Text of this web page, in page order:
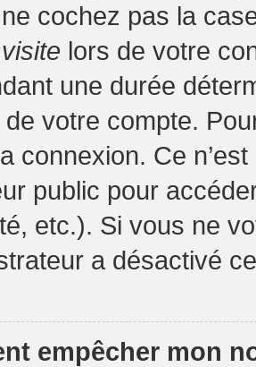
cochez pas la
lors de votre
une durée
votre compte.
connexion. Ce
public pour
etc.). Si vous ne
a désactivé
empêcher mon